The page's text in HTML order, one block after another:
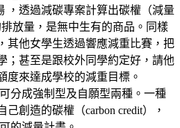
，透過減碳專案計算出碳權（減量
放量，是無中生有的商品。同樣
其他女學生透過響應減重比賽，把
；甚至是跟校外同學約定好，請他
度來達成學校的減重目標。
分成強制型及自願型兩種。一種
創造的碳權（carbon credit），